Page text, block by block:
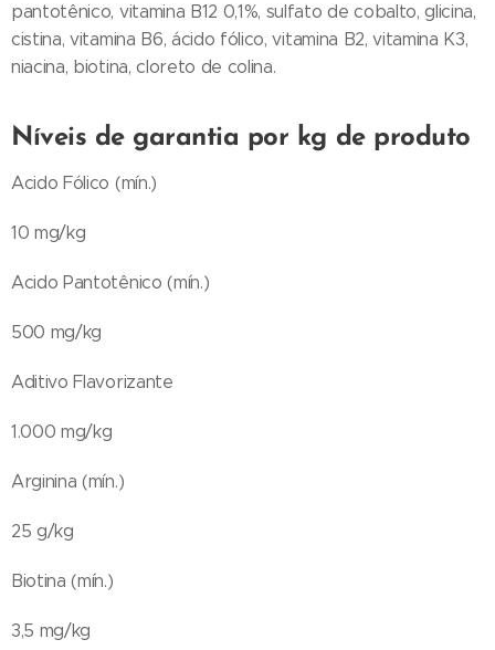
pantotênico, vitamina B12 0,1%, sulfato de cobalto, glicina,
cistina, vitamina B6, ácido fólico, vitamina B2, vitamina K3,
niacina, biotina, cloreto de colina.
Níveis de garantia por kg de produto
Acido Fólico (mín.)
10 mg/kg
Acido Pantotênico (mín.)
500 mg/kg
Aditivo Flavorizante
1.000 mg/kg
Arginina (mín.)
25 g/kg
Biotina (mín.)
3,5 mg/kg